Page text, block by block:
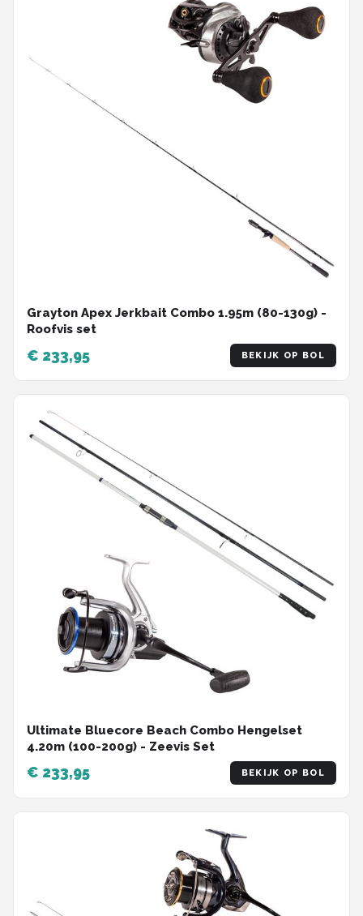
Grayton Apex Jerkbait Combo 1.95m (80-130g) -
Roofvis set
€ 233,95 BEKIJK OP BOL
Ultimate Bluecore Beach Combo Hengelset
4.20m (100-200g) - Zeevis Set
€ 233,95 BEKIJK OP BOL